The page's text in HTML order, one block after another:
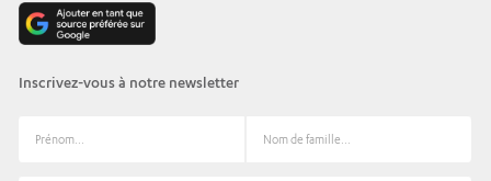
Inscrivez-vous à notre newsletter